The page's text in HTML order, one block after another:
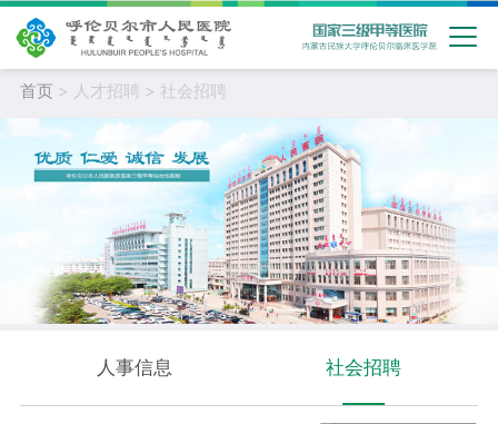
首页 > 人才招聘 > 社会招聘
人事信息 社会招聘